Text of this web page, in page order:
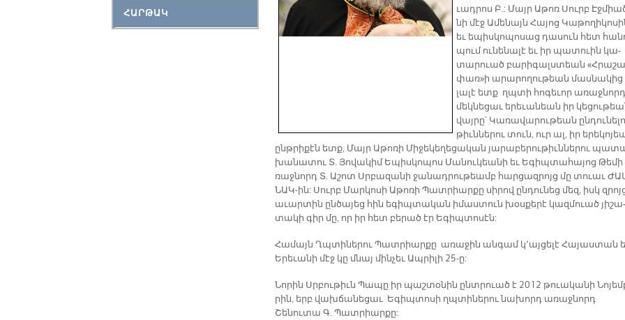
ՀԱՐԹԱԿ
ւադ­րոս Բ.: Մայր Ա­թոռ Սուրբ
նի մէջ Ա­մե­նայն Հա­յոց
եւ ե­պիս­կո­պո­սաց դա­սուն հետ
պում ու­նե­նա­լէ եւ իր պա­տուին կա­
տա­րուած բա­րի­գալս­տեան
փա­ռ­»ի ա­րա­րո­ղու­թեա­ն մաս­նա­կից
լա­լէ ետք ղպտի հո­գե­ւոր
մեկ­նե­ցաւ ե­րե­ւա­նեան իր
վայ­րը՝ Կա­ռա­վա­րու­թեան
թիւն­նե­րու տուն, ուր ալ, իր
ընթ­րի­քէն ետք, Մայր Ա­թո­ռի Մի­ջե­կե­ղե­ցա­կան յա­րա­բե­րու­թիւն­նե­րու
խա­նա­տու Տ. Յո­վա­կիմ Ե­պիս­կո­պոս Մա­նու­կեա­նի եւ Ե­գիպ­տա­հա­յոց
ռաջ­նորդ Տ. Ա­շոտ Սրբա­զա­նի ջա­նադ­րու­թեամբ հար­ցազ­րոյց մը տուաւ
ՆԱԿ-ին: Սուրբ Մար­կո­սի Ա­թո­ռի Պատ­րիար­քը սի­րով ըն­դու­նեց մեզ, իսկ
ա­ւար­տին ըն­ծա­յեց հին ե­գիպ­տա­կան ի­մաս­տուն խօս­քե­րէ կազ­մուած յի­շա­
տա­կի գիր մը, որ իր հետ բե­րած էր Ե­գիպ­տո­սէն:
Հա­մայն Ղպտի­նե­րու Պատ­րիար­քը ա­ռա­ջին ան­գամ կ­­՚այ­ցե­լէ Հա­յաս­տան
Ե­րե­ւա­նի մէջ կը մնայ մին­չեւ Ապ­րի­լի 25-ը:
Նո­րին Սրբու­թիւն Պա­պը իր պաշ­տօ­նին ընտ­րուած է 2012 թուա­կա­նի
րին, երբ վախ­ճա­նե­ցաւ Ե­գիպ­տո­սի ղպտի­նե­րու նա­խորդ ա­ռաջ­նորդ
Շենուտա Գ. Պատ­րիար­քը: